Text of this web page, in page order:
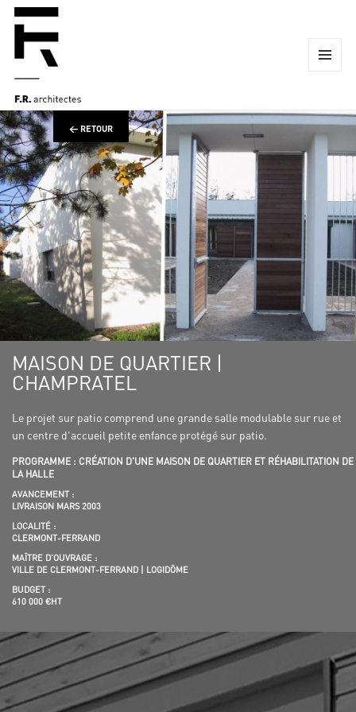
← RETOUR
MAISON DE QUARTIER |
CHAMPRATEL
Le projet sur patio comprend une grande salle modulable sur rue et
un centre d'accueil petite enfance protégé sur patio.
PROGRAMME : CRÉATION D'UNE MAISON DE QUARTIER ET RÉHABILITATION DE
LA HALLE
AVANCEMENT :
LIVRAISON MARS 2003
LOCALITÉ :
CLERMONT-FERRAND
MAÎTRE D'OUVRAGE :
VILLE DE CLERMONT-FERRAND | LOGIDÔME
BUDGET :
610 000 €HT